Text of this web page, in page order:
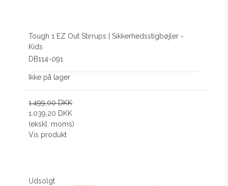
Tough 1 EZ Out Stirrups | Sikkerhedsstigbøjler -
Kids
DB114-091
Ikke på lager
1.499,00 DKK
1.039,20 DKK
(ekskl. moms)
Vis produkt
Udsolgt